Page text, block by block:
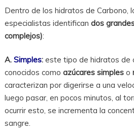
Dentro de los hidratos de Carbono,
especialistas identifican dos
complejos):
A. Simples: este tipo de hidratos de
conocidos como azúcares simples o
caracterizan por digerirse a una
luego pasar, en pocos minutos, al
ocurrir esto, se incrementa la
sangre.